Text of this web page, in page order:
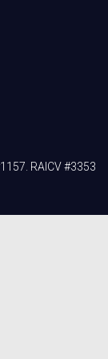
RAICV #3353